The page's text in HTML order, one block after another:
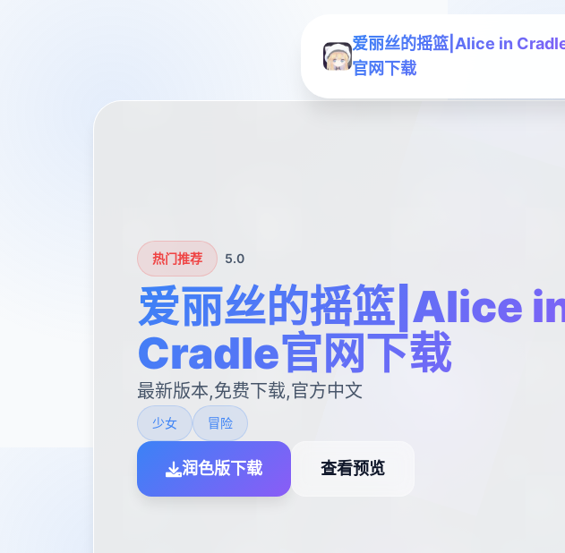
爱丽丝的摇篮|Alice in
官网下载
热门推荐 5.0
爱丽丝的摇篮|Alice
Cradle官网下载
最新版本,免费下载,官方中文
少女 冒险
润色版下载 查看预览